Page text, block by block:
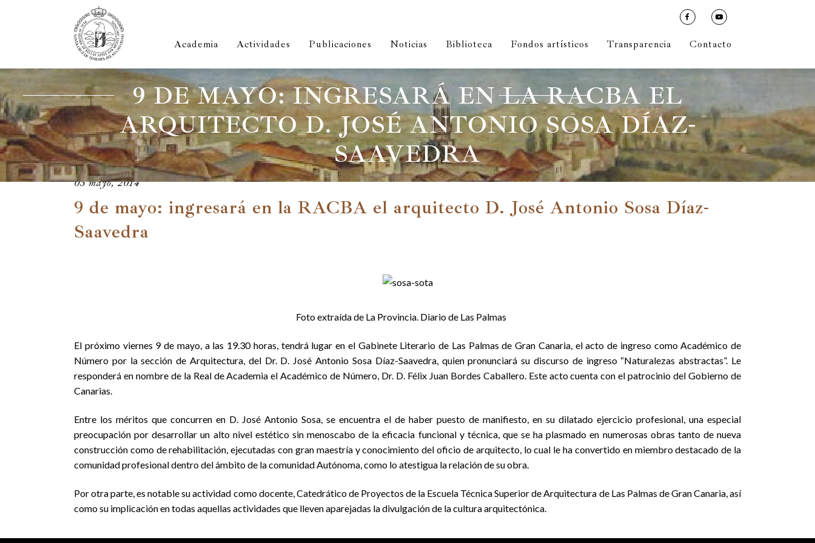
Academia Actividades Publicaciones Noticias Biblioteca Fondos artísticos Transparencia Contacto
9 DE MAYO: INGRESARÁ EN LA RACBA EL
ARQUITECTO D. JOSÉ ANTONIO SOSA DÍAZ-
SAAVEDRA
03 mayo, 2014
9 de mayo: ingresará en la RACBA el arquitecto D. José Antonio Sosa Díaz-
Saavedra
Foto extraída de La Provincia. Diario de Las Palmas
El próximo viernes 9 de mayo, a las 19.30 horas, tendrá lugar en el Gabinete Literario de Las Palmas de Gran Canaria, el acto de ingreso como Académico de
Número por la sección de Arquitectura, del Dr. D. José Antonio Sosa Díaz-Saavedra, quien pronunciará su discurso de ingreso “Naturalezas abstractas”. Le
responderá en nombre de la Real de Academia el Académico de Número, Dr. D. Félix Juan Bordes Caballero. Este acto cuenta con el patrocinio del Gobierno de
Canarias.
Entre los méritos que concurren en D. José Antonio Sosa, se encuentra el de haber puesto de manifiesto, en su dilatado ejercicio profesional, una especial
preocupación por desarrollar un alto nivel estético sin menoscabo de la eficacia funcional y técnica, que se ha plasmado en numerosas obras tanto de nueva
construcción como de rehabilitación, ejecutadas con gran maestría y conocimiento del oficio de arquitecto, lo cual le ha convertido en miembro destacado de la
comunidad profesional dentro del ámbito de la comunidad Autónoma, como lo atestigua la relación de su obra.
Por otra parte, es notable su actividad como docente, Catedrático de Proyectos de la Escuela Técnica Superior de Arquitectura de Las Palmas de Gran Canaria, así
como su implicación en todas aquellas actividades que lleven aparejadas la divulgación de la cultura arquitectónica.